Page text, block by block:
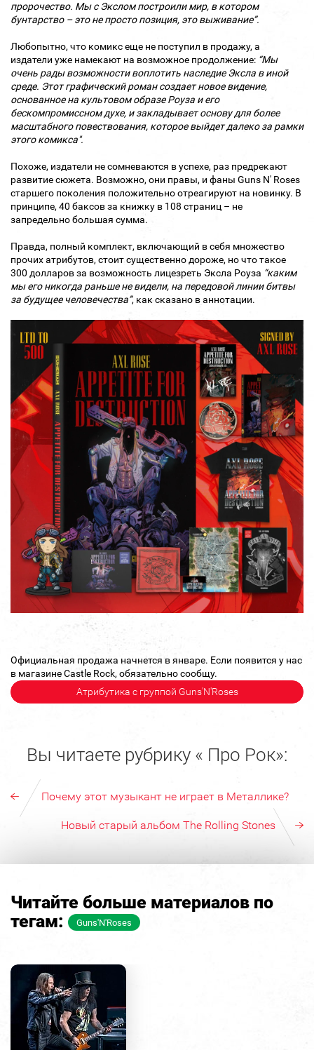
пророчество. Мы с Экслом построили мир, в котором
бунтарство – это не просто позиция, это выживание”.
Любопытно, что комикс еще не поступил в продажу, а
издатели уже намекают на возможное продолжение: “Мы
очень рады возможности воплотить наследие Эксла в иной
среде. Этот графический роман создает новое видение,
основанное на культовом образе Роуза и его
бескомпромиссном духе, и закладывает основу для более
масштабного повествования, которое выйдет далеко за рамки
этого комикса".
Похоже, издатели не сомневаются в успехе, раз предрекают
развитие сюжета. Возможно, они правы, и фаны Guns N' Roses
старшего поколения положительно отреагируют на новинку. В
принципе, 40 баксов за книжку в 108 страниц – не
запредельно большая сумма.
Правда, полный комплект, включающий в себя множество
прочих атрибутов, стоит существенно дороже, но что такое
300 долларов за возможность лицезреть Эксла Роуза “каким
мы его никогда раньше не видели, на передовой линии битвы
за будущее человечества”, как сказано в аннотации.
Официальная продажа начнется в январе. Если появится у нас
в магазине Castle Rock, обязательно сообщу.
Атрибутика с группой Guns'N'Roses
Вы читаете рубрику « Про Рок»:
Почему этот музыкант не играет в Металлике?
Новый старый альбом The Rolling Stones
Читайте больше материалов по
тегам:
Guns'N'Roses